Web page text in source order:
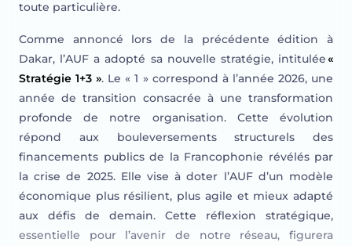
toute particulière.
Comme annoncé lors de la précédente édition à
Dakar, l’AUF a adopté sa nouvelle stratégie, intitulée«
Stratégie 1+3 ». Le « 1 » correspond à l’année 2026, une
année de transition consacrée à une transformation
profonde de notre organisation. Cette évolution
répond aux bouleversements structurels des
financements publics de la Francophonie révélés par
la crise de 2025. Elle vise à doter l’AUF d’un modèle
économique plus résilient, plus agile et mieux adapté
aux défis de demain. Cette réflexion stratégique,
essentielle pour l’avenir de notre réseau, figurera